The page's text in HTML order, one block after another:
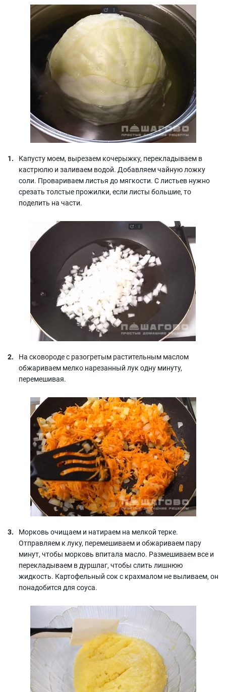
Капусту моем, вырезаем кочерыжку, перекладываем в
кастрюлю и заливаем водой. Добавляем чайную ложку
соли. Провариваем листья до мягкости. С листьев нужно
срезать толстые прожилки, если листы большие, то
поделить на части.
На сковороде с разогретым растительным маслом
обжариваем мелко нарезанный лук одну минуту,
перемешивая.
Морковь очищаем и натираем на мелкой терке.
Отправляем к луку, перемешиваем и обжариваем пару
минут, чтобы морковь впитала масло. Размешиваем все и
перекладываем в дуршлаг, чтобы слить лишнюю
жидкость. Картофельный сок с крахмалом не выливаем, он
понадобится для соуса.